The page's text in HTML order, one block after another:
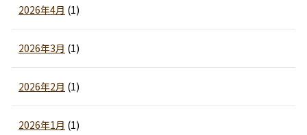
2026年4月 (1)
2026年3月 (1)
2026年2月 (1)
2026年1月 (1)